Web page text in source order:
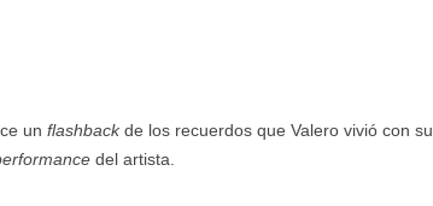
un flashbackde los recuerdos que Valero vivió con su
del artista.